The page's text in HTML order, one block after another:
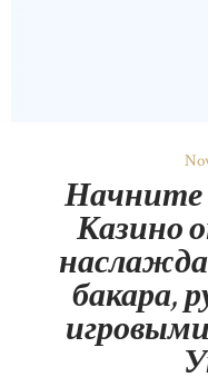
Начните
Казино
бакара,